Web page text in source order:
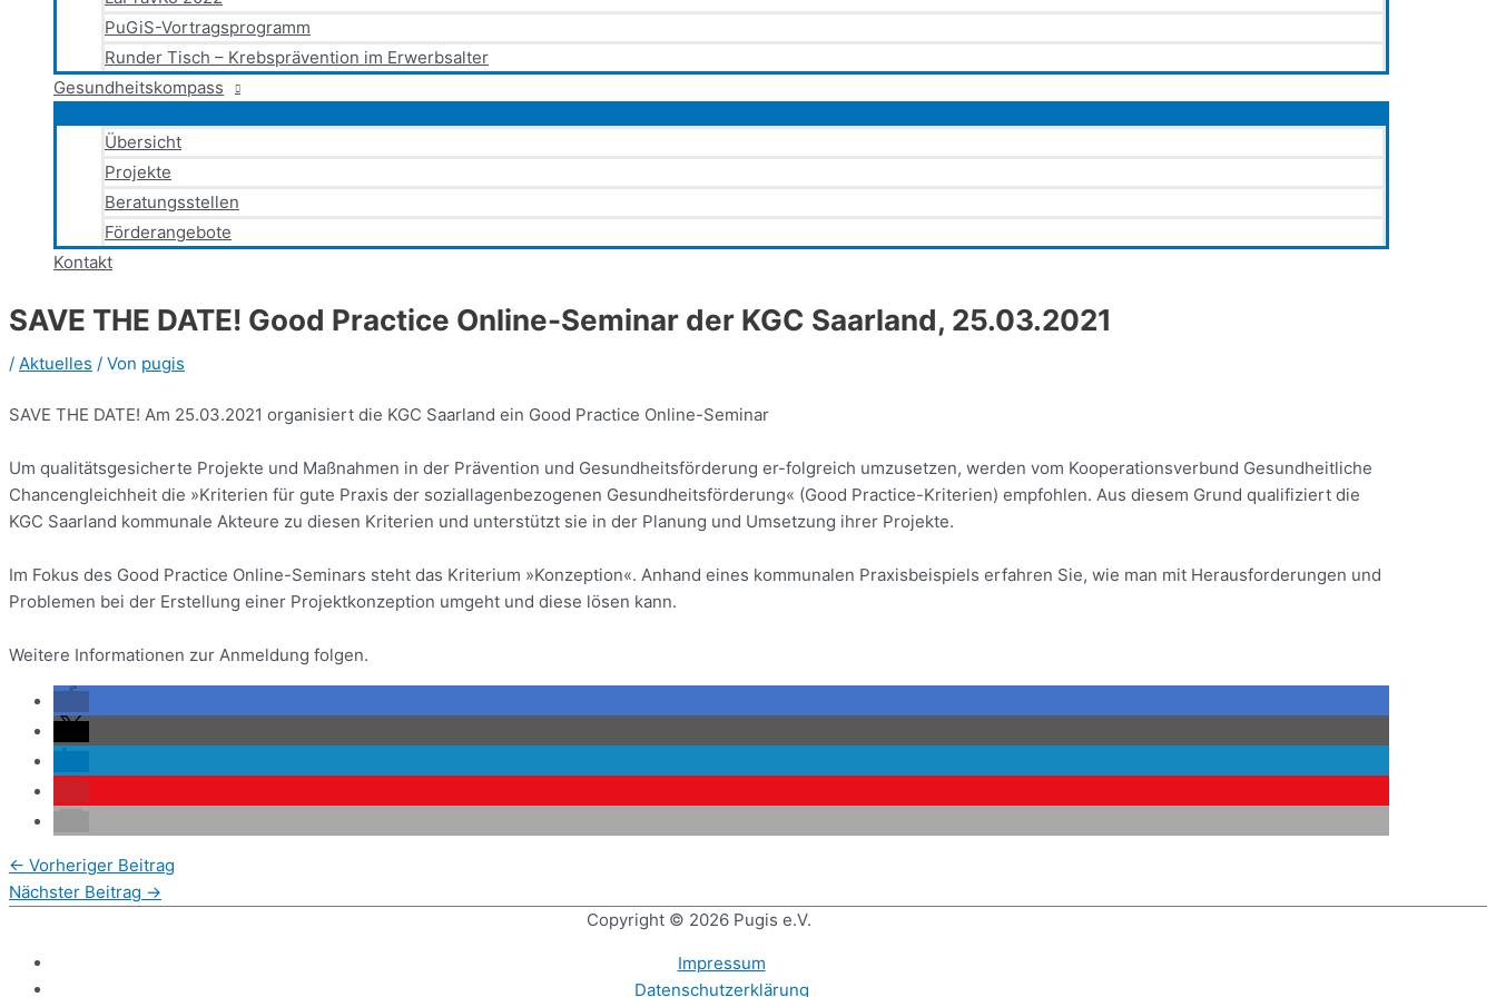
PuGiS-Vortragsprogramm
Runder Tisch – Krebsprävention im Erwerbsalter
Gesundheitskompass
Übersicht
Projekte
Beratungsstellen
Förderangebote
Kontakt
SAVE THE DATE! Good Practice Online-Seminar der KGC Saarland, 25.03.2021
/ Aktuelles / Von pugis
SAVE THE DATE! Am 25.03.2021 organisiert die KGC Saarland ein Good Practice Online-Seminar
Um qualitätsgesicherte Projekte und Maßnahmen in der Prävention und Gesundheitsförderung er-folgreich umzusetzen, werden vom Kooperationsverbund Gesundheitliche
Chancengleichheit die »Kriterien für gute Praxis der soziallagenbezogenen Gesundheitsförderung« (Good Practice-Kriterien) empfohlen. Aus diesem Grund qualifiziert die
KGC Saarland kommunale Akteure zu diesen Kriterien und unterstützt sie in der Planung und Umsetzung ihrer Projekte.
Im Fokus des Good Practice Online-Seminars steht das Kriterium »Konzeption«. Anhand eines kommunalen Praxisbeispiels erfahren Sie, wie man mit Herausforderungen und
Problemen bei der Erstellung einer Projektkonzeption umgeht und diese lösen kann.
Weitere Informationen zur Anmeldung folgen.
← Vorheriger Beitrag
Nächster Beitrag →
Copyright © 2026 Pugis e.V.
Impressum
Datenschutzerklärung